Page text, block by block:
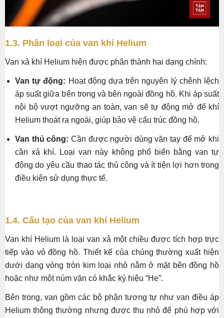
1.3. Phân loại của van khí Helium
Van xả khí Helium hiện được phân thành hai dạng chính:
Van tự động: Hoạt động dựa trên nguyên lý chênh lệch
áp suất giữa bên trong và bên ngoài đồng hồ. Khi áp suất
nội bộ vượt ngưỡng an toàn, van sẽ tự động mở để khí
Helium thoát ra ngoài, giúp bảo vệ cấu trúc đồng hồ.
Van thủ công: Cần được người dùng vặn tay để mở khi
cần xả khí. Loại van này không phổ biến bằng van tự
động do yêu cầu thao tác thủ công và ít tiện lợi hơn trong
điều kiện sử dụng thực tế.
1.4. Cấu tạo của van khí Helium
Van khí Helium là loại van xả một chiều được tích hợp trực
tiếp vào vỏ đồng hồ. Thiết kế của chúng thường xuất hiện
dưới dạng vòng tròn kim loại nhỏ nằm ở mặt bên đồng hồ
hoặc như một núm vặn có khắc ký hiệu “He”.
Bên trong, van gồm các bộ phận tương tự như van điều áp
Helium thông thường nhưng được thu nhỏ để phù hợp với